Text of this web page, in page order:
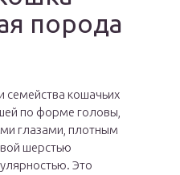
порода
семейства кошачьих
по форме головы,
глазами, плотным
шерстью
Это